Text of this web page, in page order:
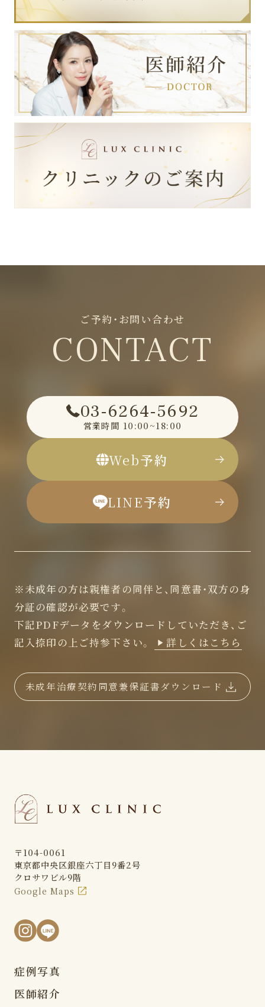
ご予約・お問い合わせ
CONTACT
03-6264-5692
営業時間 10:00~18:00
Web予約
LINE予約
※未成年の方は親権者の同伴と、同意書・双方の身
分証の確認が必要です。
下記PDFデータをダウンロードしていただき、ご
記入捺印の上ご持参下さい。
詳しくはこちら
未成年治療契約同意兼保証書ダウンロード
〒104-0061
東京都中央区銀座六丁目9番2号
クロサワビル9階
Google Maps
症例写真
医師紹介